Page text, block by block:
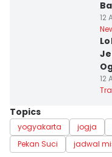
12
12
Topics
yogyakarta jogja
Pekan Suci
jadwal